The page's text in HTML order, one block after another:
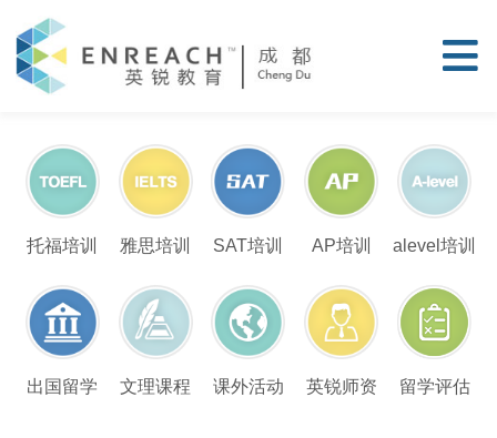
托福培训 雅思培训 SAT培训 AP培训 alevel培训
出国留学 文理课程 课外活动 英锐师资 留学评估